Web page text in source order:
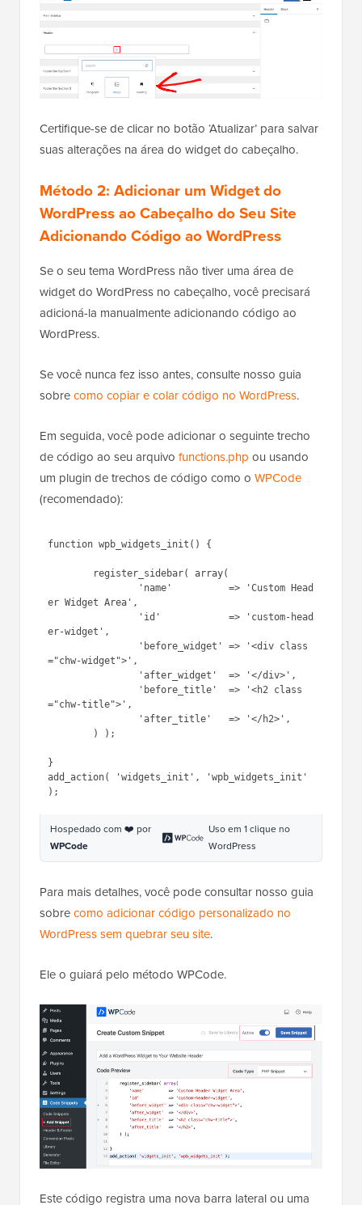
Certifique-se de clicar no botão ‘Atualizar’ para salvar
suas alterações na área do widget do cabeçalho.
Método 2: Adicionar um Widget do
WordPress ao Cabeçalho do Seu Site
Adicionando Código ao WordPress
Se o seu tema WordPress não tiver uma área de
widget do WordPress no cabeçalho, você precisará
adicioná-la manualmente adicionando código ao
WordPress.
Se você nunca fez isso antes, consulte nosso guia
sobrecomo copiar e colar código no WordPress.
Em seguida, você pode adicionar o seguinte trecho
de código ao seu arquivo functions.php ou usando
um plugin de trechos de código como o WPCode
(recomendado):
9
1
0
1
1
1
3
register_sidebar( array(
'name'
=>
'Custom Header Widget Area'
'id'
=>
'custom-header-widget'
'before_widget'
=> '<div
class="chw-widget">'
'after_widget'
=>
'</div>'
class="chw-title">',
) );
}
'wpb_widgets_init' );
Hospedado com ❤️ por
Uso em 1 clique no
Para mais detalhes, você pode consultar nosso guia
sobre
como adicionar código personalizado no
WordPress sem quebrar seu site
Ele o guiará pelo método WPCode.